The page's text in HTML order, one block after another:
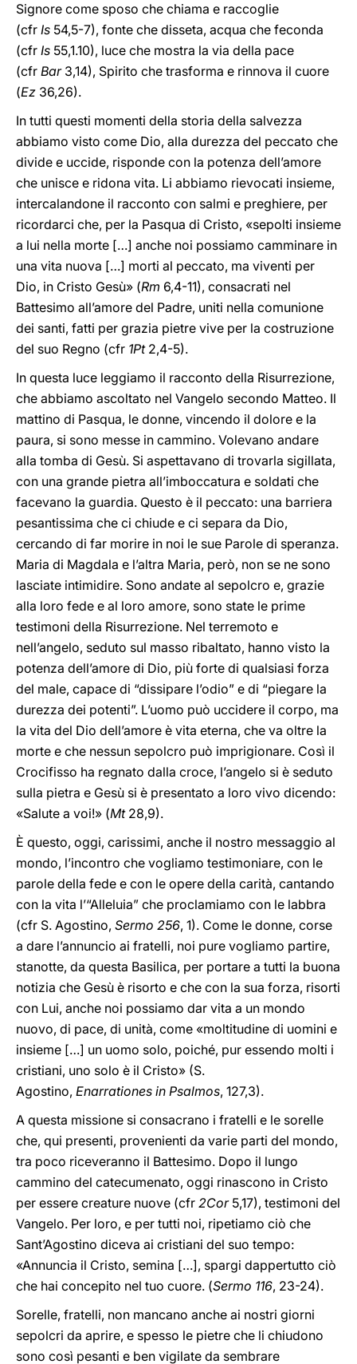
Signore come sposo che chiama e raccoglie
(cfr Is 54,5-7), fonte che disseta, acqua che feconda
(cfr Is 55,1.10), luce che mostra la via della pace
(cfr Bar3,14), Spirito che trasforma e rinnova il cuore
(Ez 36,26).
In tutti questi momenti della storia della salvezza
abbiamo visto come Dio, alla durezza del peccato che
divide e uccide, risponde con la potenza dell’amore
che unisce e ridona vita. Li abbiamo rievocati insieme,
intercalandone il racconto con salmi e preghiere, per
ricordarci che, per la Pasqua di Cristo, «sepolti insieme
a lui nella morte […] anche noi possiamo camminare in
una vita nuova […] morti al peccato, ma viventi per
Dio, in Cristo Gesù» (Rm 6,4-11), consacrati nel
Battesimo all’amore del Padre, uniti nella comunione
dei santi, fatti per grazia pietre vive per la costruzione
del suo Regno (cfr 1Pt2,4-5).
In questa luce leggiamo il racconto della Risurrezione,
che abbiamo ascoltato nel Vangelo secondo Matteo. Il
mattino di Pasqua, le donne, vincendo il dolore e la
paura, si sono messe in cammino. Volevano andare
alla tomba di Gesù. Si aspettavano di trovarla sigillata,
con una grande pietra all’imboccatura e soldati che
facevano la guardia. Questo è il peccato: una barriera
pesantissima che ci chiude e ci separa da Dio,
cercando di far morire in noi le sue Parole di speranza.
Maria di Magdala e l’altra Maria, però, non se ne sono
lasciate intimidire. Sono andate al sepolcro e, grazie
alla loro fede e al loro amore, sono state le prime
testimoni della Risurrezione. Nel terremoto e
nell’angelo, seduto sul masso ribaltato, hanno visto la
potenza dell’amore di Dio, più forte di qualsiasi forza
del male, capace di “dissipare l’odio” e di “piegare la
durezza dei potenti”. L’uomo può uccidere il corpo, ma
la vita del Dio dell’amore è vita eterna, che va oltre la
morte e che nessun sepolcro può imprigionare. Così il
Crocifisso ha regnato dalla croce, l’angelo si è seduto
sulla pietra e Gesù si è presentato a loro vivo dicendo:
«Salute a voi!» (Mt28,9).
È questo, oggi, carissimi, anche il nostro messaggio al
mondo, l’incontro che vogliamo testimoniare, con le
parole della fede e con le opere della carità, cantando
con la vita l’“Alleluia” che proclamiamo con le labbra
(cfr S. Agostino, Sermo 256, 1). Come le donne, corse
a dare l’annuncio ai fratelli, noi pure vogliamo partire,
stanotte, da questa Basilica, per portare a tutti la buona
notizia che Gesù è risorto e che con la sua forza, risorti
con Lui, anche noi possiamo dar vita a un mondo
nuovo, di pace, di unità, come «moltitudine di uomini e
insieme […] un uomo solo, poiché, pur essendo molti i
cristiani, uno solo è il Cristo» (S.
Agostino, Enarrationes in Psalmos, 127,3).
A questa missione si consacrano i fratelli e le sorelle
che, qui presenti, provenienti da varie parti del mondo,
tra poco riceveranno il Battesimo. Dopo il lungo
cammino del catecumenato, oggi rinascono in Cristo
per essere creature nuove (cfr 2Cor5,17), testimoni del
Vangelo. Per loro, e per tutti noi, ripetiamo ciò che
Sant’Agostino diceva ai cristiani del suo tempo:
«Annuncia il Cristo, semina […], spargi dappertutto ciò
che hai concepito nel tuo cuore. (Sermo 116, 23-24).
Sorelle, fratelli, non mancano anche ai nostri giorni
sepolcri da aprire, e spesso le pietre che li chiudono
sono così pesanti e ben vigilate da sembrare